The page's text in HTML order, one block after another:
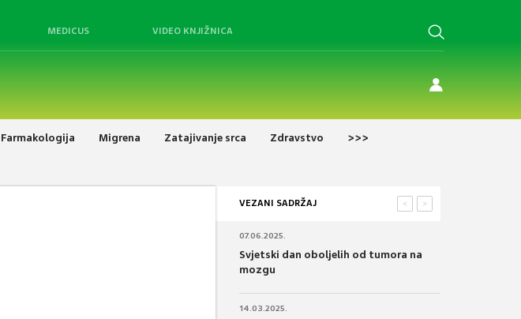
MEDICUS VIDEO KNJIŽNICA
Farmakologija Migrena Zatajivanje srca Zdravstvo >>>
VEZANI SADRŽAJ >
<
07.06.2025.
Svjetski dan oboljelih od tumora na
mozgu
14.03.2025.